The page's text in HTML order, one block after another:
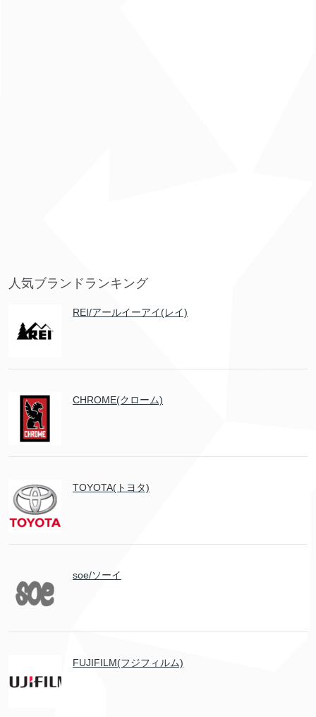
人気ブランドランキング
REI/アールイーアイ(レイ)
CHROME(クローム)
TOYOTA(トヨタ)
soe/ソーイ
FUJIFILM(フジフィルム)